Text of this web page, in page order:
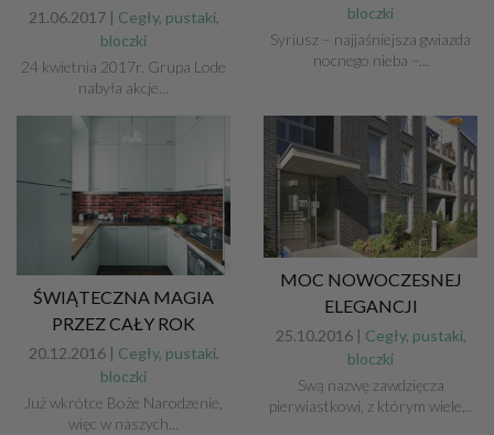
21.06.2017 | Cegły, pustaki,
bloczki
24 kwietnia 2017r. Grupa Lode
nabyła akcje...
bloczki
Syriusz – najjaśniejsza gwiazda
nocnego nieba –...
ŚWIĄTECZNA MAGIA
PRZEZ CAŁY ROK
20.12.2016 | Cegły, pustaki,
bloczki
Już wkrótce Boże Narodzenie,
więc w naszych...
MOC NOWOCZESNEJ
ELEGANCJI
25.10.2016 | Cegły, pustaki,
bloczki
Swą nazwę zawdzięcza
pierwiastkowi, z którym wiele...